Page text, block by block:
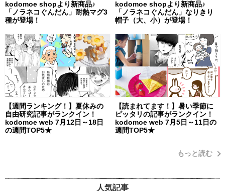
kodomoe shopより新商品♪
「ノラネコぐんだん」耐熱マグ3
種が登場！
kodomoe shopより新商品♪
「ノラネコぐんだん」なりきり
帽子（大、小）が登場！
【週間ランキング！】夏休みの
自由研究記事がランクイン！
kodomoe web 7月12日～18日
の週間TOP5★
【読まれてます！】暑い季節に
ピッタリの記事がランクイン！
kodomoe web 7月5日～11日の
週間TOP5★
もっと読む
人気記事